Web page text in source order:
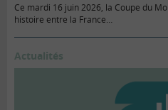
Ce mardi 16 juin 2026, la Coupe du
histoire entre la France…
Actualités